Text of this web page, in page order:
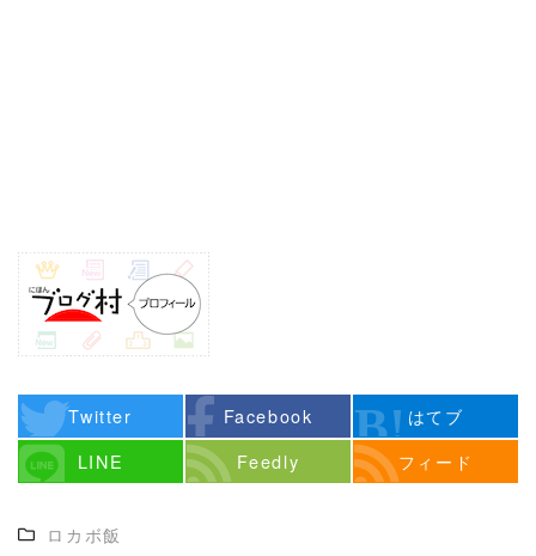
Twitter Facebook
はてブ
LINE
Feedly フィード
ロカボ飯